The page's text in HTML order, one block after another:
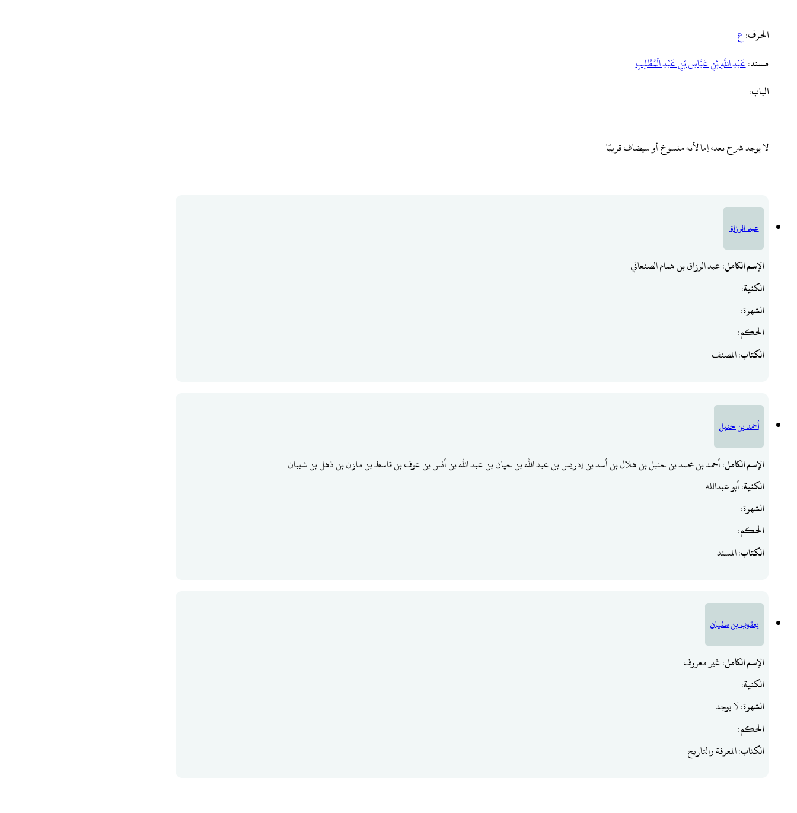
الحرف:ع
مسند:‌عَبْدِ ‌اللَّهِ ‌بْنِ ‌عَبَّاسِ ‌بْنِ ‌عَبْدِ ‌الْمُطَّلِبِ
الباب:
لا يوجد شرح بعد، إما لأنه منسوخ أو سيضاف قريبًا
عبد الرزاق
الإسم الكامل: عبد الرزاق بن همام الصنعاني
الكنية:
الشهرة:
الحكم:
الكتاب: المصنف
أحمد بن حنبل
الإسم الكامل: أحمد بن محمد بن حنبل بن هلال بن أسد بن إدريس بن عبد الله بن حيان بن عبد الله بن أنس بن عوف بن قاسط بن مازن بن ذهل بن شيبان
الكنية: أبو عبدالله
الشهرة:
الحكم:
الكتاب: المسند
يعقوب بن سفيان
الإسم الكامل: غير معروف
الكنية:
الشهرة: لا يوجد
الحكم:
الكتاب: المعرفة والتاريح